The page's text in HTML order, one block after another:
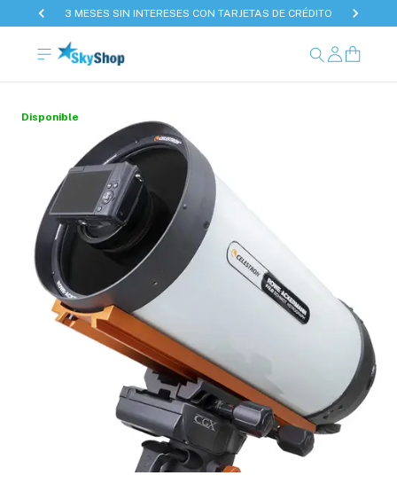
3 MESES SIN INTERESES CON TARJETAS DE CRÉDITO
Disponible